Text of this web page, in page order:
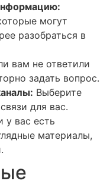
могут
разобраться в
вам не ответили
задать вопрос.
Выберите
для вас.
у вас есть
материалы,